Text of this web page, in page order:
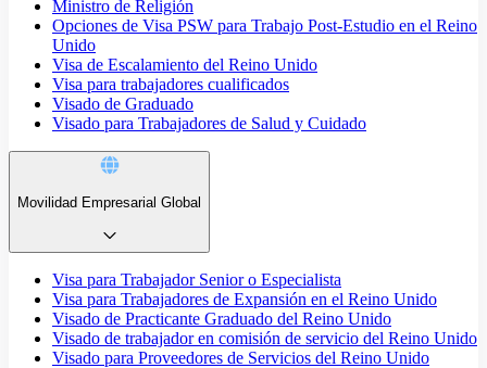
Ministro de Religión
Opciones de Visa PSW para Trabajo Post-Estudio en el Reino
Unido
Visa de Escalamiento del Reino Unido
Visa para trabajadores cualificados
Visado de Graduado
Visado para Trabajadores de Salud y Cuidado
Movilidad Empresarial Global
Visa para Trabajador Senior o Especialista
Visa para Trabajadores de Expansión en el Reino Unido
Visado de Practicante Graduado del Reino Unido
Visado de trabajador en comisión de servicio del Reino Unido
Visado para Proveedores de Servicios del Reino Unido